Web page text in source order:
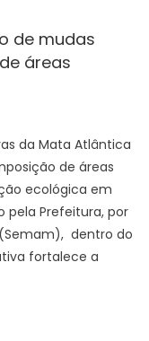
de mudas
áreas
da Mata Atlântica
de áreas
ecológica em
pela Prefeitura, por
dentro do
fortalece a